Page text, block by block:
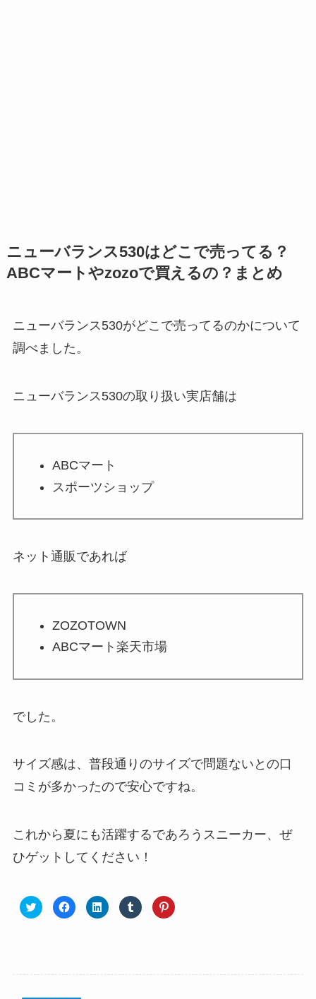
ニューバランス530はどこで売ってる？
ABCマートやzozoで買えるの？まとめ
ニューバランス530がどこで売ってるのかについて
調べました。
ニューバランス530の取り扱い実店舗は
ABCマート
スポーツショップ
ネット通販であれば
ZOZOTOWN
ABCマート楽天市場
でした。
サイズ感は、普段通りのサイズで問題ないとの口
コミが多かったので安心ですね。
これから夏にも活躍するであろうスニーカー、ぜ
ひゲットしてください！